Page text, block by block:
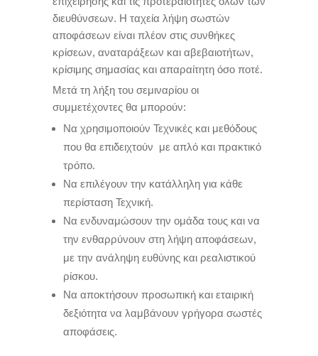
διευθύνσεων. Η ταχεία λήψη σωστών
αποφάσεων είναι πλέον στις συνθήκες
κρίσεων, αναταράξεων και αβεβαιοτήτων,
κρίσιμης σημασίας και απαραίτητη όσο ποτέ.
Μετά τη λήξη του σεμιναρίου οι
συμμετέχοντες θα μπορούν:
Να χρησιμοποιούν Τεχνικές και μεθόδους
που θα επιδειχτούν με απλό και πρακτικό
τρόπο.
Να επιλέγουν την κατάλληλη για κάθε
περίσταση Τεχνική.
Να ενδυναμώσουν την ομάδα τους και να
την ενθαρρύνουν στη λήψη αποφάσεων,
με την ανάληψη ευθύνης και ρεαλιστικού
ρίσκου.
Να αποκτήσουν προσωπική και εταιρική
δεξιότητα να λαμβάνουν γρήγορα σωστές
αποφάσεις.